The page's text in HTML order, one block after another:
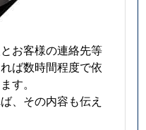
お客様の連絡先等
ば数時間程度で依
す。
、その内容も伝え